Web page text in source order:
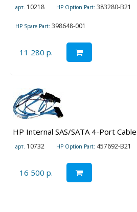
арт. 10218 HP Option Part: 383280-B21
HP Spare Part: 398648-001
11 280 р.
HP Internal SAS/SATA 4-Port Cable
арт. 10732 HP Option Part: 457692-B21
16 500 р.